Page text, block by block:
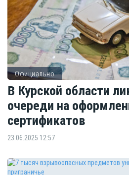
Официально
В Курской области
очереди на
сертификатов
23.06.2025 12:57